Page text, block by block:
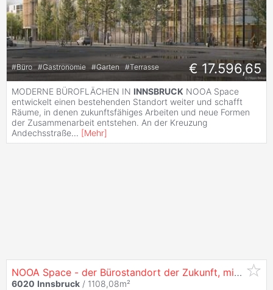
#Büro #Gastronomie #Garten #Terrasse € 17.596,65
MODERNE BÜROFLÄCHEN IN INNSBRUCK NOOA Space
entwickelt einen bestehenden Standort weiter und schafft
Räume, in denen zukunftsfähiges Arbeiten und neue Formen
der Zusammenarbeit entstehen. An der Kreuzung
Andechsstraße... [Mehr]
NOOA Space - der Bürostandort der Zukunft, mit 1286 m² in
6020 Innsbruck / 1108,08m²